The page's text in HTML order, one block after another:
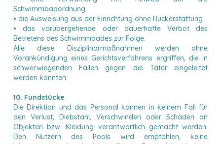
Schwimmbadordnung
• die Ausweisung aus der Einrichtung ohne Rückerstattung
• das vorübergehende oder dauerhafte Verbot des
Betretens des Schwimmbades zur Folge.
Alle diese Disziplinarmaßnahmen werden ohne
Vorankündigung eines Gerichtsverfahrens ergriffen, die in
schwerwiegenden Fällen gegen die Täter eingeleitet
werden könnten.
10. Fundstücke
Die Direktion und das Personal können in keinem Fall für
den Verlust, Diebstahl, Verschwinden oder Schäden an
Objekten bzw. Kleidung verantwortlich gemacht werden.
Den Nutzern des Pools wird empfohlen, keine